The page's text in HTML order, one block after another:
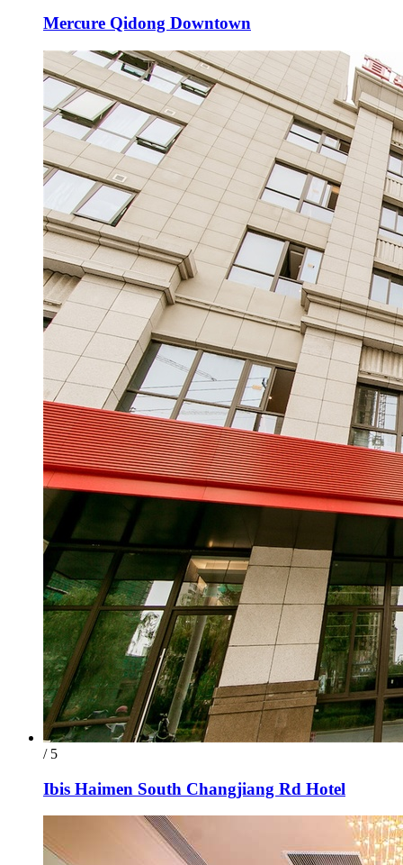
Mercure Qidong Downtown
/ 5
Ibis Haimen South Changjiang Rd Hotel